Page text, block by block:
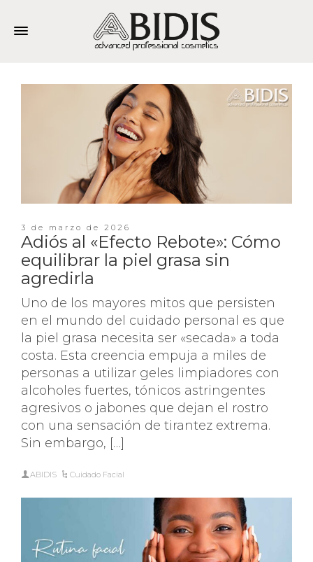
3 de marzo de 2026
Adiós al «Efecto Rebote»: Cómo
equilibrar la piel grasa sin
agredirla
Uno de los mayores mitos que persisten
en el mundo del cuidado personal es que
la piel grasa necesita ser «secada» a toda
costa. Esta creencia empuja a miles de
personas a utilizar geles limpiadores con
alcoholes fuertes, tónicos astringentes
agresivos o jabones que dejan el rostro
con una sensación de tirantez extrema.
Sin embargo, […]
ABIDIS Cuidado Facial